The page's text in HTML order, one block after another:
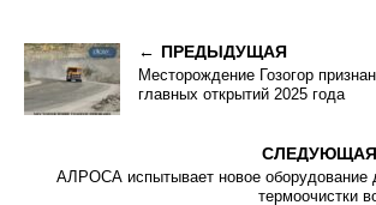
ПРЕДЫДУЩАЯ
Месторождение Гозогор
главных открытий 2025 года
СЛЕДУЮЩАЯ
АЛРОСА испытывает новое оборудование
термоочистки